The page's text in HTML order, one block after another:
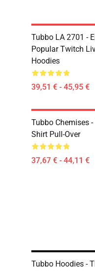
Tubbo LA 2701 -
Popular Twitch
Hoodies
39,51 € - 45,95 €
Tubbo Chemises
Shirt Pull-Over
37,67 € - 44,11 €
Tubbo Hoodies -